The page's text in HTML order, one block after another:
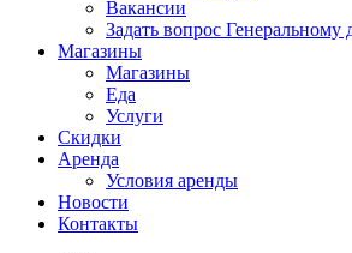
Вакансии
Задать вопрос Генеральному
Магазины
Магазины
Еда
Услуги
Скидки
Аренда
Условия аренды
Новости
Контакты